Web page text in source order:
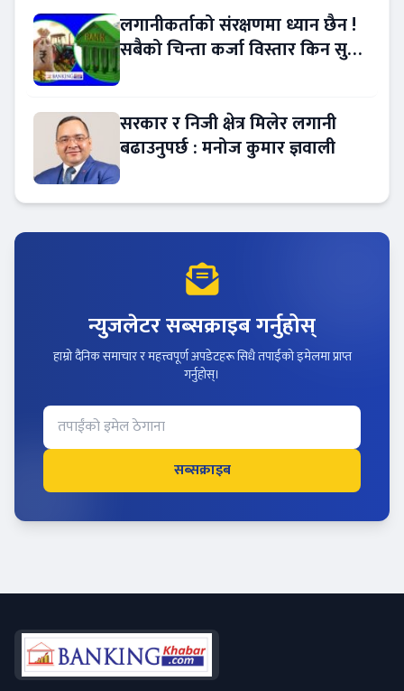
लगानीकर्ताको संरक्षणमा ध्यान छैन !
सबैको चिन्ता कर्जा विस्तार किन सुस्त
सरकार र निजी क्षेत्र मिलेर लगानी
बढाउनुपर्छ : मनोज कुमार ज्ञवाली
न्युजलेटर सब्सक्राइब गर्नुहोस्
हाम्रो दैनिक समाचार र महत्त्वपूर्ण अपडेटहरू सिधै तपाईंको इमेलमा प्राप्त
गर्नुहोस्।
सब्सक्राइब